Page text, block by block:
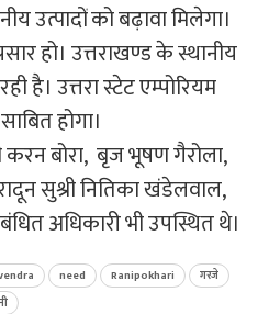
उत्पादों को बढ़ावा मिलेगा।
हो। उत्तराखण्ड के स्थानीय
है। उत्तरा स्टेट एम्पोरियम
होगा।
करन बोरा, बृज भूषण गैरोला,
सुश्री नितिका खंडेलवाल,
अधिकारी भी उपस्थित थे।
need Ranipokhari
गरजे